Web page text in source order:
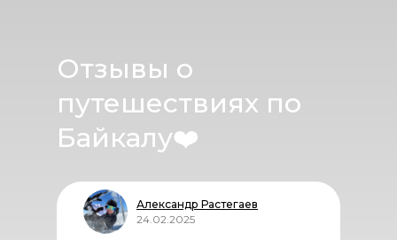
Александр Растегаев
24.02.2025
Отзывы о
путешествиях по
Байкалу❤️